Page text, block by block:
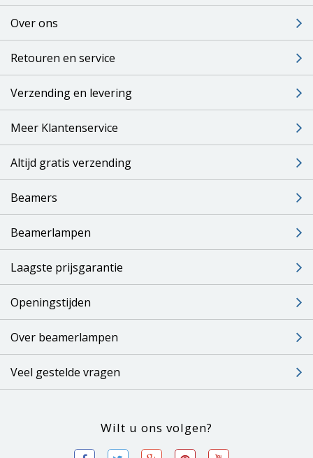
Over ons
Retouren en service
Verzending en levering
Meer Klantenservice
Altijd gratis verzending
Beamers
Beamerlampen
Laagste prijsgarantie
Openingstijden
Over beamerlampen
Veel gestelde vragen
Wilt u ons volgen?